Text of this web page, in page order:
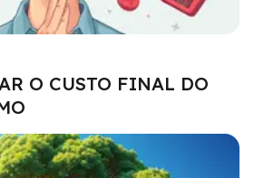
O CUSTO FINAL DO